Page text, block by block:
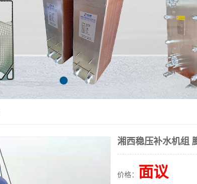
湘西稳压补水机组
价格： 面议